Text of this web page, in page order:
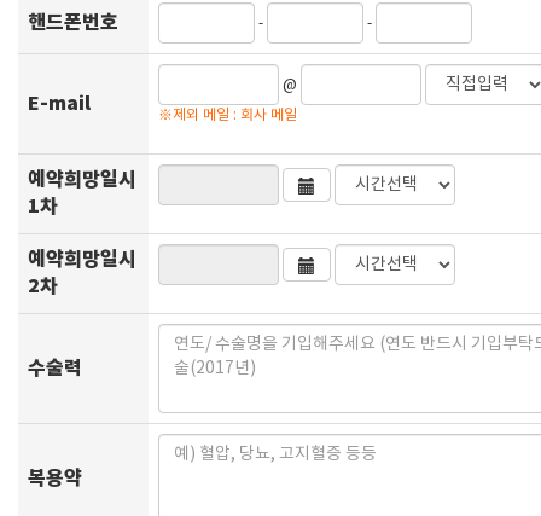
핸드폰번호 - -
E-mail
@
※제외 메일 : 회사 메일
예약희망일시
1차
예약희망일시
2차
수술력
복용약